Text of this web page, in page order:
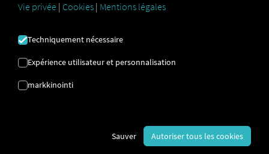
Les données du tachygraphe sontenregistrées par le
de traitement.
archivées, analysées ou transférées vers des systèmes
tiers, tels que des logiciels de paie. Exemples de données
de tachygraphe :
Temps de conduite et de repos
Vie privée | Cookies | Mentions légales
Techniquement nécessaire
Expérience utilisateur et personnalisation
markkinointi
Sauver Autoriser tous les cookies